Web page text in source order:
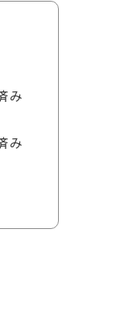
み
み